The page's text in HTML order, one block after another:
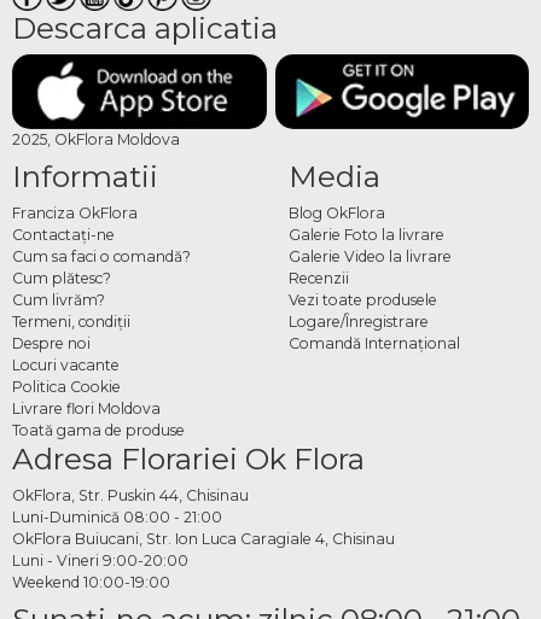
Descarca aplicatia
2025, OkFlora Moldova
Informatii
Franciza OkFlora
Contactaţi-ne
Cum sa faci o comandă?
Cum plătesc?
Cum livrăm?
Termeni, condiţii
Despre noi
Locuri vacante
Politica Cookie
Livrare flori Moldova
Toată gama de produse
Media
Blog OkFlora
Galerie Foto la livrare
Galerie Video la livrare
Recenzii
Vezi toate produsele
Logare/Înregistrare
Comandă Internațional
Adresa Florariei Ok Flora
OkFlora, Str. Puskin 44, Chisinau
Luni-Duminică 08:00 - 21:00
OkFlora Buiucani, Str. Ion Luca Caragiale 4, Chisinau
Luni - Vineri 9:00-20:00
Weekend 10:00-19:00